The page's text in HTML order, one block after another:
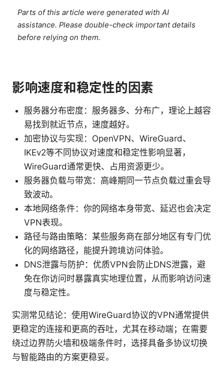
Parts of this article were generated with AI
assistance. Please double-check important details
before relying on them.
影响速度和稳定性的因素
服务器分布密度：服务器多、分布广，理论上越容
易找到就近节点，速度越好。
加密协议与实现：OpenVPN、WireGuard、
IKEv2等不同协议对速度和稳定性影响显著，
WireGuard通常更快、占用资源更少。
服务器负载与带宽：高峰期同一节点负载过重会导
致波动。
本地网络条件：你的网络本身带宽、延迟也会决定
VPN表现。
路径与路由策略：某些服务商在部分地区有专门优
化的网络路径，能提升跨境访问体验。
DNS泄露与防护：优质VPN会防止DNS泄露，避
免在你访问时暴露真实地理位置，从而影响访问速
度与稳定性。
实测常见结论：使用WireGuard协议的VPN通常提供
更稳定的连接和更高的吞吐，尤其在移动端；在需要
绕过边界防火墙和极端条件时，选择具备多协议切换
与智能路由的方案更稳妥。